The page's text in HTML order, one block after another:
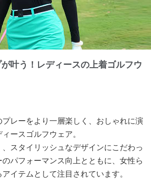
叶う！レディースの上着ゴルフウ
レーをより一層楽しく、おしゃれに演
ースゴルフウェア。
スタイリッシュなデザインにこだわっ
パフォーマンス向上とともに、女性ら
イテムとして注目されています。